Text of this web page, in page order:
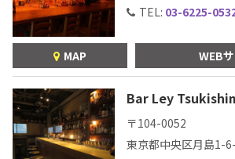
TEL: 03-6225-
MAP WEB
Bar Ley
〒104-0052
東京都中央区月島1-